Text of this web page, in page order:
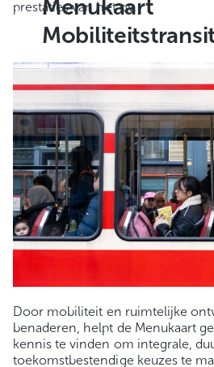
prestaties van het ov.
Menukaart
Door mobiliteit en ruimtelijke
benaderen, helpt de Menukaart
kennis te vinden om integrale,
toekomstbestendige keuzes te